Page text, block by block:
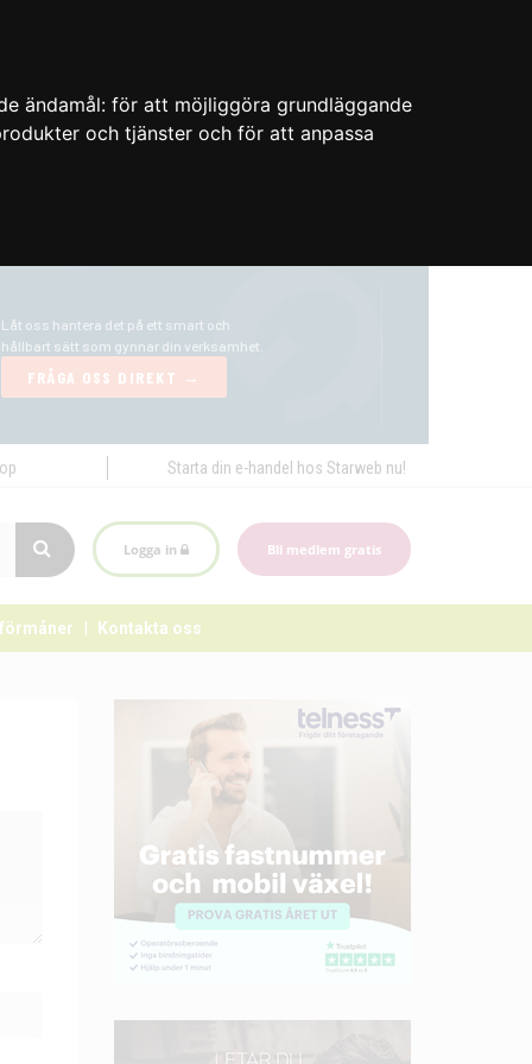
ändamål: för att möjliggöra grundläggande
och tjänster och för att anpassa
Starta din e-handel hos Starweb nu!
Logga in Bli medlem gratis
Kontakta oss